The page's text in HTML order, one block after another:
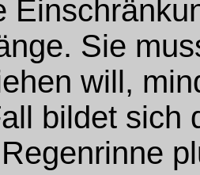
Sie
will,
bildet sich